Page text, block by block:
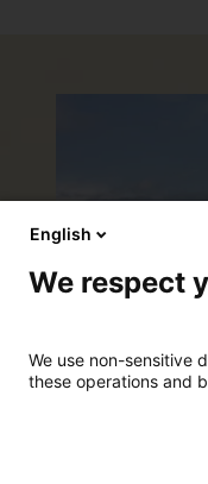
English
We respect
We use non-sensitive
these operations and